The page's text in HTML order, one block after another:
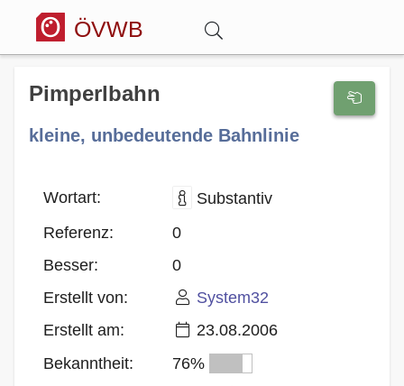
ÖVWB
Anmelden
Wörterbuch
Hitparade
Blog
Pimperlbahn
kleine, unbedeutende Bahnlinie
Wortart:
Substantiv
Referenz:
0
Besser:
0
Erstellt von:
System32
Erstellt am:
23.08.2006
Bekanntheit:
76%